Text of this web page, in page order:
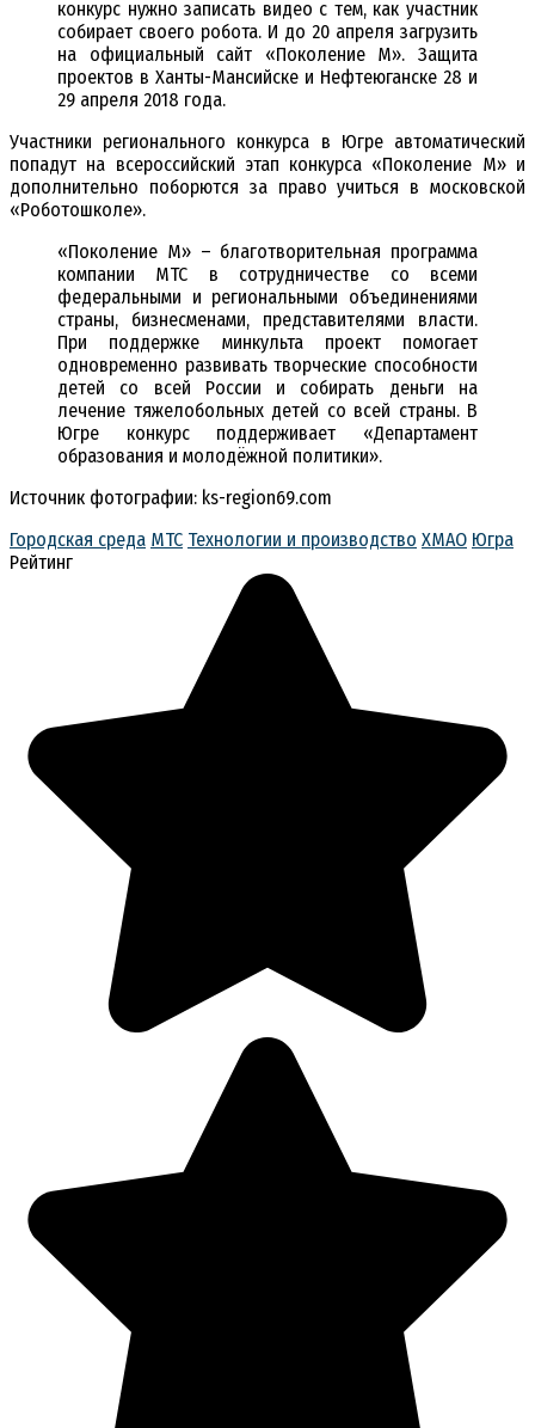
конкурс нужно записать видео с тем, как участник
собирает своего робота. И до 20 апреля загрузить
на официальный сайт «Поколение М». Защита
проектов в Ханты-Мансийске и Нефтеюганске 28 и
29 апреля 2018 года.
Участники регионального конкурса в Югре автоматический
попадут на всероссийский этап конкурса «Поколение М» и
дополнительно поборются за право учиться в московской
«Роботошколе».
«Поколение М» – благотворительная программа
компании МТС в сотрудничестве со всеми
федеральными и региональными объединениями
страны, бизнесменами, представителями власти.
При поддержке минкульта проект помогает
одновременно развивать творческие способности
детей со всей России и собирать деньги на
лечение тяжелобольных детей со всей страны. В
Югре конкурс поддерживает «Департамент
образования и молодёжной политики».
Источник фотографии: ks-region69.com
Городская среда МТС Технологии и производство ХМАО Югра
Рейтинг